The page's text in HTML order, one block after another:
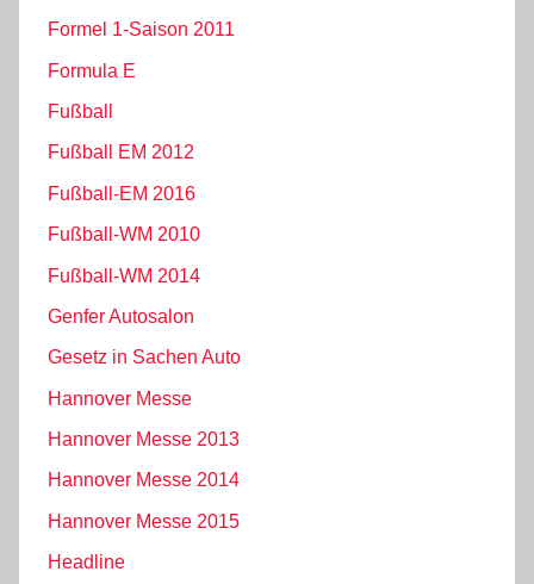
Formel 1-Saison 2011
Formula E
Fußball
Fußball EM 2012
Fußball-EM 2016
Fußball-WM 2010
Fußball-WM 2014
Genfer Autosalon
Gesetz in Sachen Auto
Hannover Messe
Hannover Messe 2013
Hannover Messe 2014
Hannover Messe 2015
Headline